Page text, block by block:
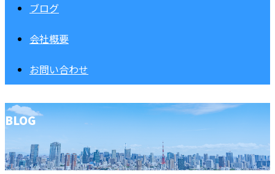
ブログ
会社概要
お問い合わせ
BLOG